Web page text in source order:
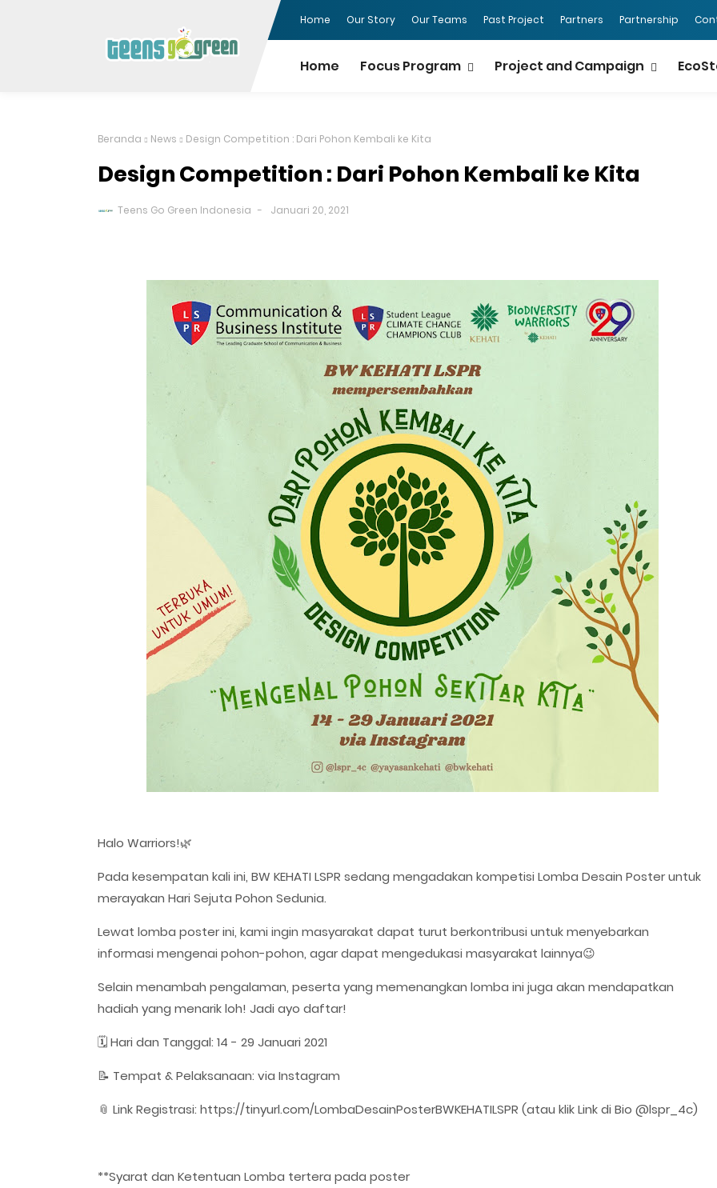
Home Our Story Our Teams Past Project Partners Partnership
Home Focus Program Project and Campaign
Beranda News Design Competition : Dari Pohon Kembali ke Kita
Design Competition : Dari Pohon Kembali ke Kita
Teens Go Green Indonesia Januari 20, 2021
Halo Warriors!🌿
Pada kesempatan kali ini, BW KEHATI LSPR sedang mengadakan kompetisi Lomba Desain Poster untuk
merayakan Hari Sejuta Pohon Sedunia.
Lewat lomba poster ini, kami ingin masyarakat dapat turut berkontribusi untuk menyebarkan
informasi mengenai pohon-pohon, agar dapat mengedukasi masyarakat lainnya😉
Selain menambah pengalaman, peserta yang memenangkan lomba ini juga akan mendapatkan
hadiah yang menarik loh! Jadi ayo daftar!
🗓 Hari dan Tanggal: 14 - 29 Januari 2021
📝 Tempat & Pelaksanaan: via Instagram
📎 Link Registrasi: https://tinyurl.com/LombaDesainPosterBWKEHATILSPR (atau klik Link di Bio @lspr_4c)
**Syarat dan Ketentuan Lomba tertera pada poster